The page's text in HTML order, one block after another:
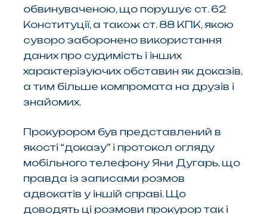
обвинуваченою, що порушує ст. 62
Конституції, а також ст. 88 КПК, якою
суворо заборонено використання
даних про судимість і інших
характерізуючих обставин як доказів,
а тим більше компромата на друзів і
знайомих.
Прокурором був представлений в
якості “доказу” і протокол огляду
мобільного телефону Яни Дугарь, що
правда із записами розмов
адвокатів у іншій справі. Що
доводять ці розмови прокурор так і